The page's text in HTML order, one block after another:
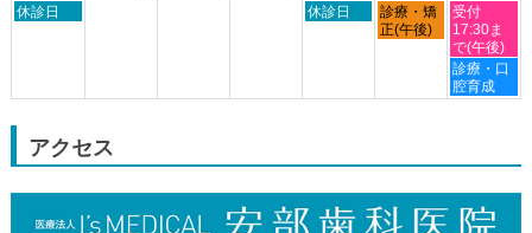
2026
2026
2026
日
30th
休診日
木
3rd
休診日
金
曜
4th
診療・矯
正(午後)
土
曜
日,
9
月
5th
受付
17:30ま
で(午後)
土
曜
日,
診療・口
腔育成
アクセス